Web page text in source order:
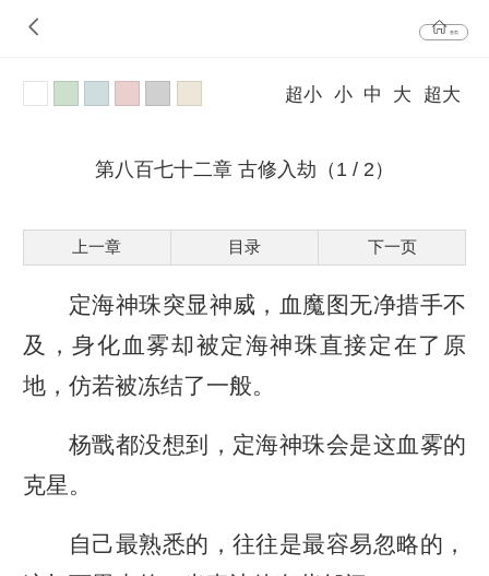
首页
超小 小 中 大 超大
第八百七十二章 古修入劫（1 / 2）
上一章 目录 下一页
定海神珠突显神威，血魔图无净措手不
及，身化血雾却被定海神珠直接定在了原
地，仿若被冻结了一般。
杨戬都没想到，定海神珠会是这血雾的
克星。
自己最熟悉的，往往是最容易忽略的，